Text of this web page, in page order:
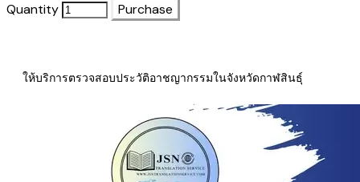
Quantity
Purchase
ให้บริการตรวจสอบประวัติอาชญากรรมในจังหวัดกาฬสินธุ์